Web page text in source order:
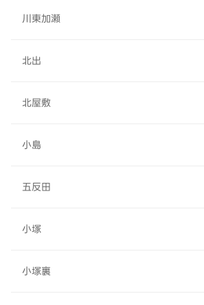
川東加瀬
北出
北屋敷
小島
五反田
小塚
小塚裏